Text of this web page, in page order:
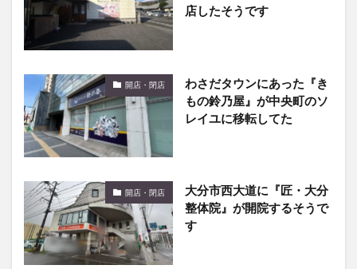
店したそうです
開店・閉店
わさだタウンにあった『き
もの鈴乃屋』が中央町のソ
レイユに移転してた
開店・閉店
大分市西大道に『匠・大分
整体院』が開院するそうで
す